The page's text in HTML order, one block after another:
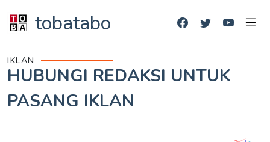
tobatabo
IKLAN
HUBUNGI REDAKSI UNTUK
PASANG IKLAN